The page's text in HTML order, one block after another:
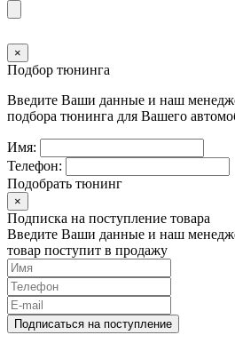
×
Подбор тюнинга
Введите Ваши данные и наш
подбора тюнинга для Вашего
Имя:
Телефон:
Подобрать тюнинг
×
Подписка на поступление товара
Введите Ваши данные и наш
товар поступит в продажу